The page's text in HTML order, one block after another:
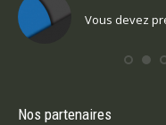
Nos partenaires